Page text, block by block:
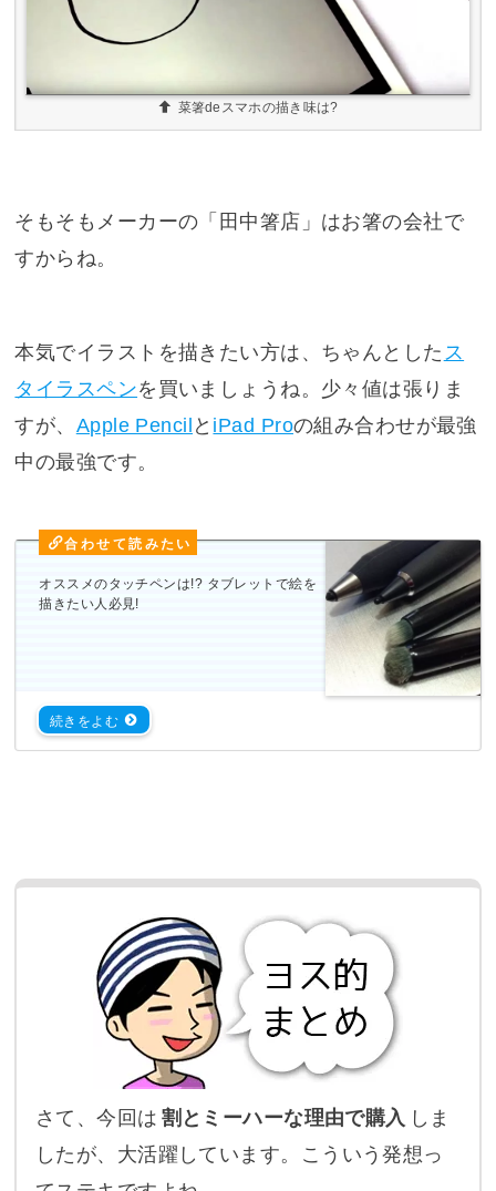
菜箸deスマホの描き味は?
そもそもメーカーの「田中箸店」はお箸の会社で
すからね。
本気でイラストを描きたい方は、ちゃんとした ス
タイラスペンを買いましょうね。少々値は張りま
すが、 Apple Pencil と iPad Proの組み合わせが最強
中の最強です。
オススメのタッチペンは!? タブレットで絵を
描きたい人必見!
さて、今回は 割とミーハーな理由で購入 しま
したが、大活躍しています。こういう発想っ